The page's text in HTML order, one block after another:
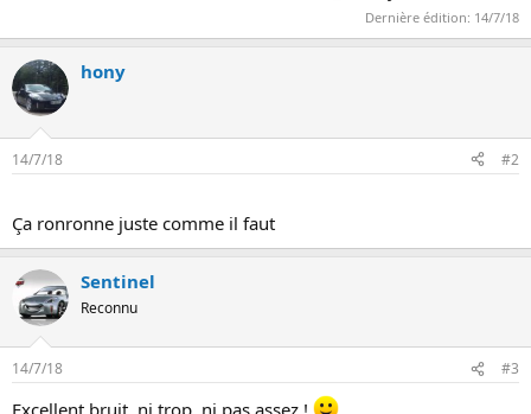
Dernière édition: 14/7/18
hony
14/7/18 #2
Ça ronronne juste comme il faut
Sentinel
Reconnu
14/7/18 #3
Excellent bruit, ni trop, ni pas assez !